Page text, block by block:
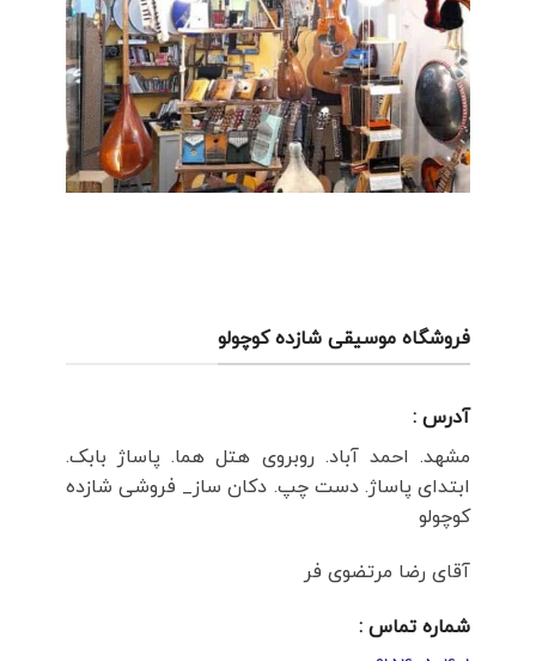
فروشگاه موسیقی شازده کوچولو
آدرس :
مشهد. احمد آباد. روبروی هتل هما. پاساژ بابک.
ابتدای پاساژ. دست چپ. دکان ساز_ فروشی شازده
کوچولو
آقای رضا مرتضوی فر
شماره تماس :